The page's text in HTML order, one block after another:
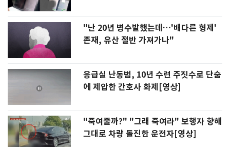
"난 20년 병수발했는데…'배다른 형제'
존재, 유산 절반 가져가나"
응급실 난동범, 10년 수련 주짓수로 단숨
에 제압한 간호사 화제[영상]
"죽여줄까?" "그래 죽여라" 보행자 향해
그대로 차량 돌진한 운전자[영상]